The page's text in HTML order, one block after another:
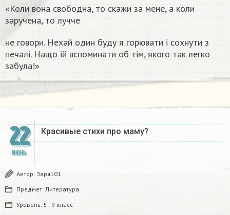
«Коли вона свободна, то скажи за мене, а коли
заручена, то лучче
не говори. Нехай один буду я горювати і сохнути з
печалі. Нащо ій вспоминати об тім, якого так легко
забула!»
22
ИЮНЬ
Красивые стихи про маму?​
Автор: Заря101
Предмет: Литература
Уровень: 5 - 9 класс